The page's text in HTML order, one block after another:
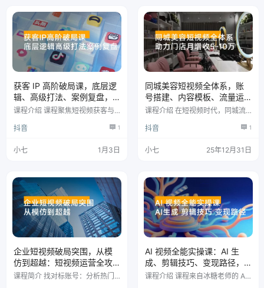
固定人物生成）、内容制作（图文
剪辑、视频剪辑、卡笔记发布）及
账号系统运营（七大经营要素）等
核心模块，旨在提供一套高效、可
复制的AI女装带货实操方案。 课
程大纲 起号课程 没有带货账号
的，…
升业务变现能力。 课程内容 购课
当天赠送:极简AI课 100+行业爆款
深度分析,docx 第一天2025-11-2
7(搭建高商业价值强人设账号体系
4小时.…
获客 IP 高阶破局课，底层逻
辑、高级打法、案例复盘，
突破增长瓶颈与内卷
课程介绍 课程聚焦短视频获客与I
从获客式IP的底层逻辑入手，覆盖
子设计，还包含流量型内容创作技
交闭环设计，最后还有高阶进阶内
容。 课程目录 第 1 集：短视频困
局的解决方案：做获客式 IP 第 2
集：获客式 IP 是如何做到一边获
客一边 IP 的？ 第 3 集：条条获客
的获…
抖音 1
小七 1月3日
同城美容短视频全体系，账
号搭建、内容模板、流量运
营，到店转化，助力门店月
课程介绍 在短视频时代，同城流
赛道。然而，99%的商家仍在犯同
规则、内容无人问津、无法带来实
从认知破局、账号筑基、内容创
作、流量运营到到店转化的完整落
地体系。我们不讲空洞理论，只聚
焦能带来实际顾客的实战方法。
课程目录 同城短视频启蒙必修课
同城短视频运营破局之道 短视频
运营6大…
抖音 1
小七 25年12月31日
企业短视频破局突围，从模
仿到超越：短视频运营全攻
略 — 内容为本，成交为核心
课程简介 找对标账号：分析热门
AI 视频全能实操课：AI 生
成、剪辑技巧、变现路径，
完整掌握月利润 6 万+
课程介绍 课程来自冰糖老师的 AI